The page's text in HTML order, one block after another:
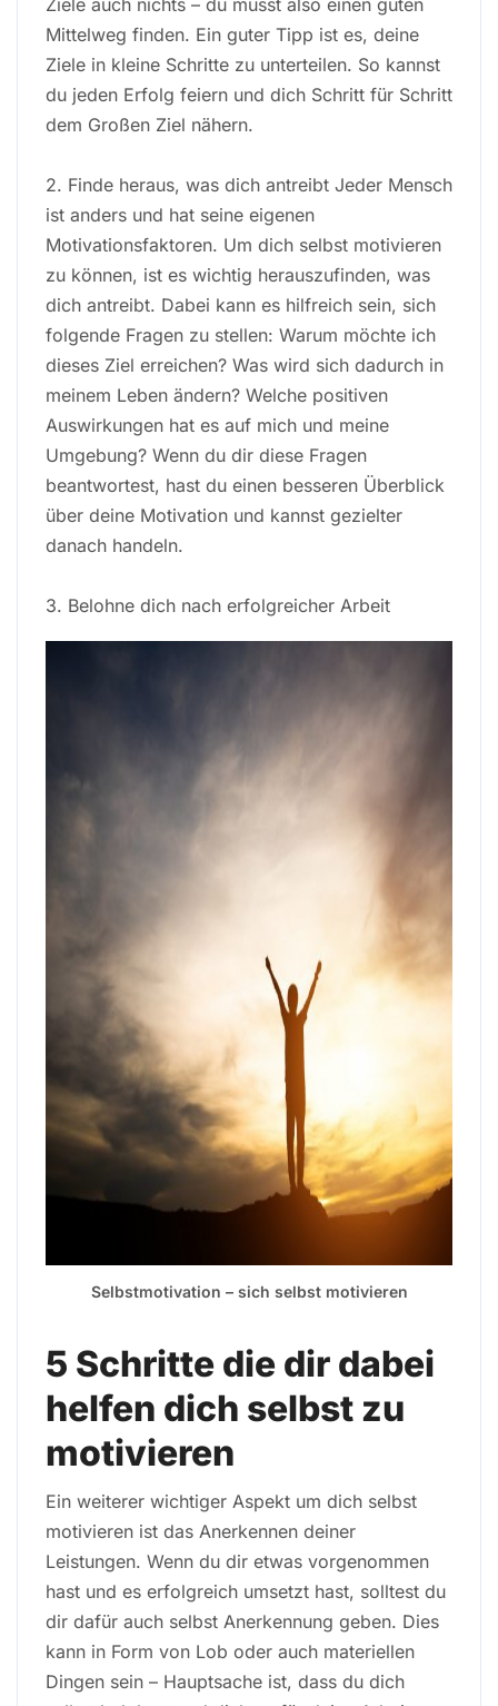
Mittelweg finden. Ein guter Tipp ist es, deine
Ziele in kleine Schritte zu unterteilen. So kannst
du jeden Erfolg feiern und dich Schritt für Schritt
dem Großen Ziel nähern.
2. Finde heraus, was dich antreibt Jeder Mensch
ist anders und hat seine eigenen
Motivationsfaktoren. Um dich selbst motivieren
zu können, ist es wichtig herauszufinden, was
dich antreibt. Dabei kann es hilfreich sein, sich
folgende Fragen zu stellen: Warum möchte ich
dieses Ziel erreichen? Was wird sich dadurch in
meinem Leben ändern? Welche positiven
Auswirkungen hat es auf mich und meine
Umgebung? Wenn du dir diese Fragen
beantwortest, hast du einen besseren Überblick
über deine Motivation und kannst gezielter
danach handeln.
3. Belohne dich nach erfolgreicher Arbeit
Selbstmotivation – sich selbst motivieren
5 Schritte die dir dabei
helfen dich selbst zu
motivieren
Ein weiterer wichtiger Aspekt um dich selbst
motivieren ist das Anerkennen deiner
Leistungen. Wenn du dir etwas vorgenommen
hast und es erfolgreich umsetzt hast, solltest du
dir dafür auch selbst Anerkennung geben. Dies
kann in Form von Lob oder auch materiellen
Dingen sein – Hauptsache ist, dass du dich